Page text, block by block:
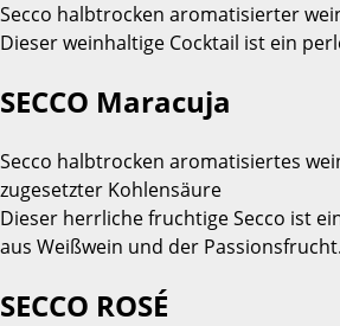
Secco halbtrocken aromatisierter
Dieser weinhaltige Cocktail ist ein
SECCO Maracuja
Secco halbtrocken aromatisiertes
zugesetzter Kohlensäure
Dieser herrliche fruchtige Secco ist
aus Weißwein und der Passionsfrucht.
SECCO ROSÉ